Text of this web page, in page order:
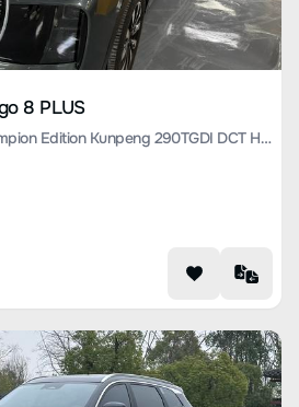
8 PLUS
Tiggo 8 PLUS 2024 Champion Edition Kunpeng 290TGDI DCT Haoyao Edition 5 Seats